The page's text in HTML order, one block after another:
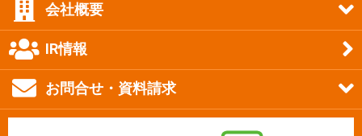
会社概要
IR情報
お問合せ・資料請求